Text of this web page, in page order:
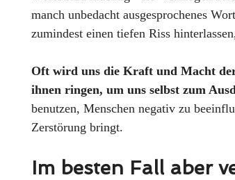
manch unbedacht ausgesprochenes
zumindest einen tiefen Riss
Oft wird uns die Kraft und Macht
ihnen ringen, um uns selbst zum
benutzen, Menschen negativ zu
Zerstörung bringt.
Im besten Fall aber